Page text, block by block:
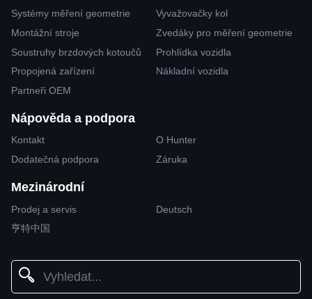
Systémy měření geometrie
Vyvažovačky kol
Montážní stroje
Zvedáky pro měření geometrie
Soustruhy brzdových kotoučů
Prohlídka vozidla
Propojená zařízení
Nákladní vozidla
Partneři OEM
Nápověda a podpora
Kontakt
O Hunter
Dodatečná podpora
Záruka
Mezinárodní
Prodej a servis
Deutsch
亨特中国